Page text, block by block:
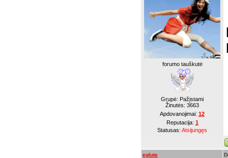
forumo tauškutė
Grupė: Pažįstami
Žinutės: 3663
Apdovanojimai: 12
Reputacija: 1
Statusas: Atsijungęs
eglute